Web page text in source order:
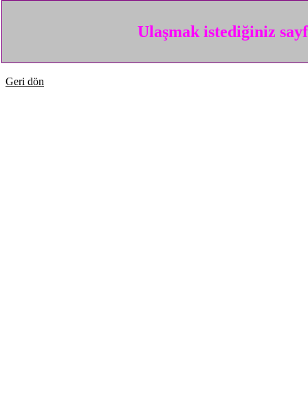
Ulaşmak istediğiniz
Geri dön